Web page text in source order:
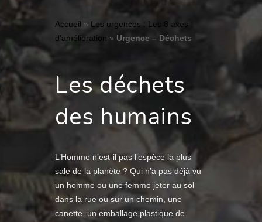
Accueil » Les urgences : Les 8 axes
d’amélioration » Urgence – Déchets
Les déchets
des humains
L’Homme n’est-il pas l’espèce la plus
sale de la planète ? Qui n’a pas déjà vu
un homme ou une femme jeter au sol
dans la rue ou sur un chemin, une
canette, un emballage plastique de